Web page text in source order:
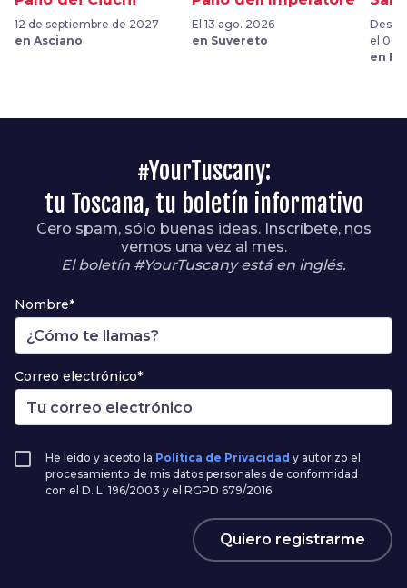
12 de septiembre de 2027
en Asciano
El 13 ago. 2026
en Suvereto
el 06
en
#YourTuscany:
tu Toscana, tu boletín informativo
Cero spam, sólo buenas ideas. Inscríbete, nos
vemos una vez al mes.
El boletín #YourTuscany está en inglés.
Nombre*
Correo electrónico*
He leído y acepto la Política de Privacidad y autorizo el
procesamiento de mis datos personales de conformidad
con el D. L. 196/2003 y el RGPD 679/2016
Quiero registrarme